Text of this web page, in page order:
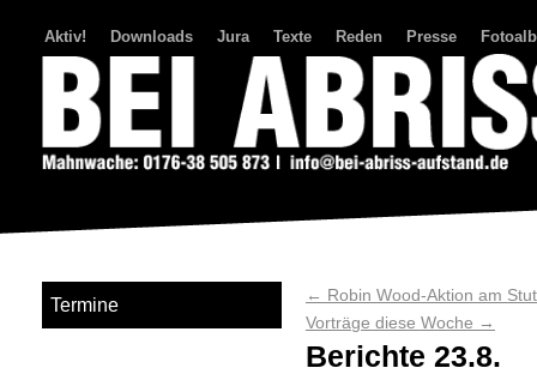
Aktiv! Downloads Jura Texte Reden Presse
← Robin Wood-Aktion am
Vorträge diese Woche →
Berichte 23.8.
Termine